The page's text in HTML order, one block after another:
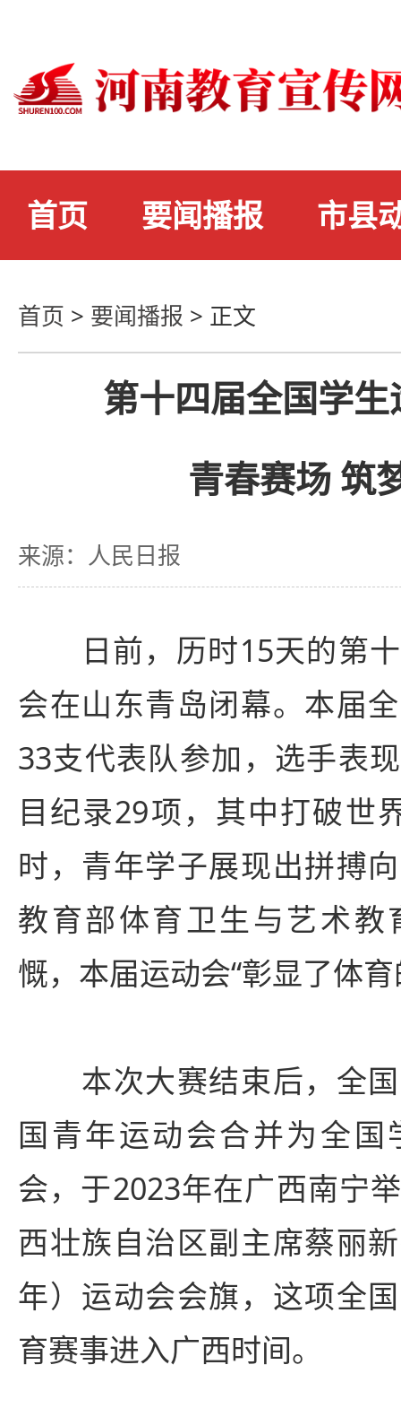
首页 要闻播报 市县
首页 > 要闻播报 > 正文
第十四届全国学
青春赛场 筑
来源：人民日报
日前，历时15天的第十
会在山东青岛闭幕。本届
33支代表队参加，选手表
目纪录29项，其中打破世
时，青年学子展现出拼搏
教育部体育卫生与艺术教
慨，本届运动会“彰显了体
本次大赛结束后，全国
国青年运动会合并为全国
会，于2023年在广西南宁
西壮族自治区副主席蔡丽
年）运动会会旗，这项全
育赛事进入广西时间。